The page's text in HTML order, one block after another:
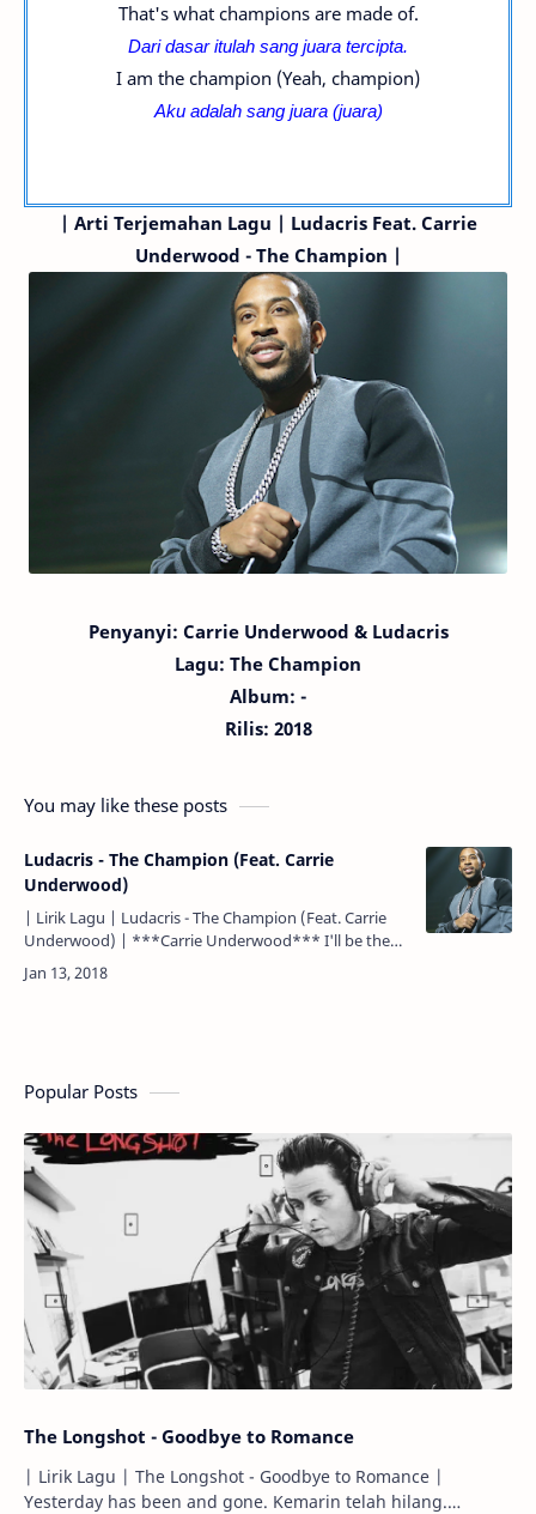
That's what champions are made of.
Dari dasar itulah sang juara tercipta.
I am the champion (Yeah, champion)
Aku adalah sang juara (juara)
| Arti Terjemahan Lagu | Ludacris Feat. Carrie
Underwood - The Champion |
Penyanyi: Carrie Underwood & Ludacris
Lagu: The Champion
Album: -
Rilis: 2018
You may like these posts
Ludacris - The Champion (Feat. Carrie
Underwood)
| Lirik Lagu | Ludacris - The Champion (Feat. Carrie
Underwood) | ***Carrie Underwood*** I'll be the
last one standing. Aku akan menjadi yang bertahan
hingga akhi…
Popular Posts
The Longshot - Goodbye to Romance
| Lirik Lagu | The Longshot - Goodbye to Romance |
Yesterday has been and gone. Kemarin telah hilang.